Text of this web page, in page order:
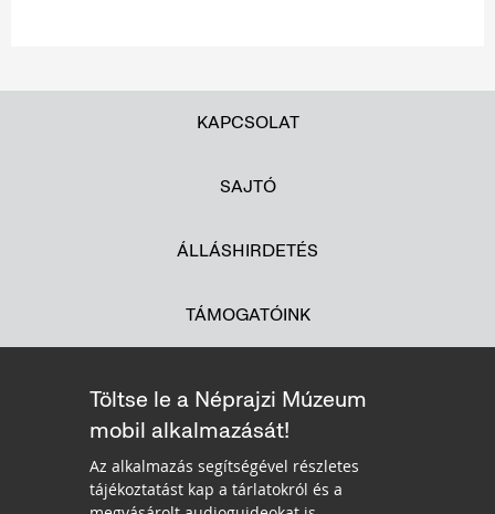
KAPCSOLAT
SAJTÓ
ÁLLÁSHIRDETÉS
TÁMOGATÓINK
Töltse le a Néprajzi Múzeum
mobil alkalmazását!
Az alkalmazás segítségével részletes
tájékoztatást kap a tárlatokról és a